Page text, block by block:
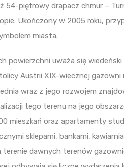
54-piętrowy drapacz chmur –
Ukończony w 2005 roku,
miasta.
powierzchni uważa się wiedeński
Austrii XIX-wiecznej gazowni
wraz z jego rozwojem
tego terenu na jego
mieszkań oraz apartamenty
sklepami, bankami,
terenie dawnych terenów